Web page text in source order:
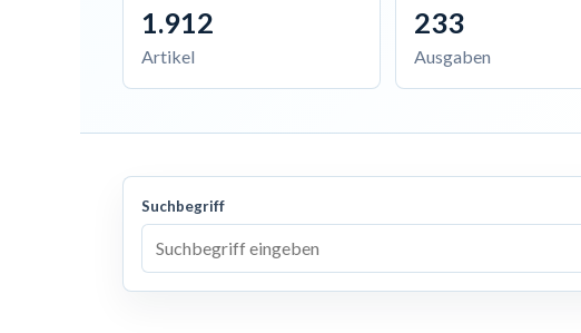
1.912
Artikel
233
Ausgaben
Suchbegriff